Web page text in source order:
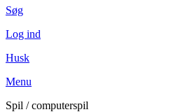
Søg
Log ind
Husk
Menu
Spil / computerspil